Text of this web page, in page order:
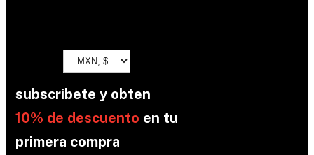
subscribete y obten
10% de descuento en tu
primera compra